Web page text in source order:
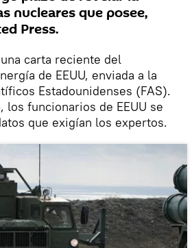
nucleares que posee,
Press.
carta reciente del
de EEUU, enviada a la
Estadounidenses (FAS).
los funcionarios de EEUU se
que exigían los expertos.